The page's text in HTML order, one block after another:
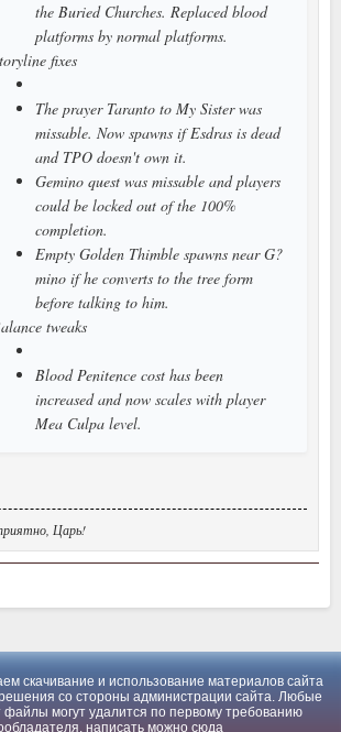
the Buried Churches. Replaced blood
platforms by normal platforms.
fixes
The prayer Taranto to My Sister was
missable. Now spawns if Esdras is dead
and TPO doesn't own it.
Gemino quest was missable and players
could be locked out of the 100%
completion.
Empty Golden Thimble spawns near G?
mino if he converts to the tree form
before talking to him.
tweaks
Blood Penitence cost has been
increased and now scales with player
Mea Culpa level.
Царь!
скачивание и использование материалов сайта
со стороны администрации сайта. Любые
могут удалится по первому требованию
написать можно сюда